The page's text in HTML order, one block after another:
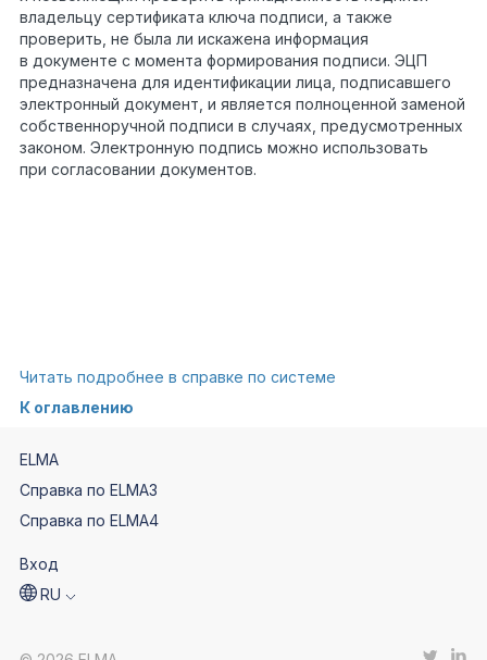
владельцу сертификата ключа подписи, а также
проверить, не была ли искажена информация
в документе с момента формирования подписи. ЭЦП
предназначена для идентификации лица, подписавшего
электронный документ, и является полноценной заменой
собственноручной подписи в случаях, предусмотренных
законом. Электронную подпись можно использовать
при согласовании документов.
Читать подробнее в справке по системе
К оглавлению
ELMA
Справка по ELMA3
Справка по ELMA4
Вход
RU